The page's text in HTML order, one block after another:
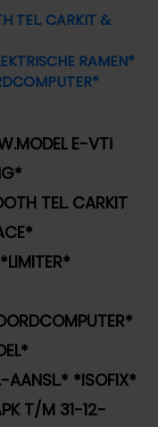
E-VTi
TEL. CARKIT
*ISOFIX*
T/M 31-12-